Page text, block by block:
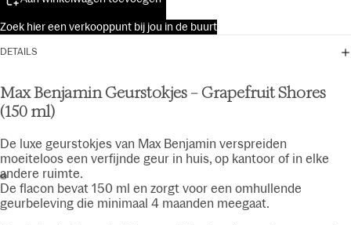
Zoek hier een verkooppunt bij jou in de buurt
DETAILS
Max Benjamin Geurstokjes – Grapefruit Shores
(150 ml)
De luxe geurstokjes van Max Benjamin verspreiden
moeiteloos een verfijnde geur in huis, op kantoor of in elke
andere ruimte.
De flacon bevat 150 ml en zorgt voor een omhullende
geurbeleving die minimaal 4 maanden meegaat.